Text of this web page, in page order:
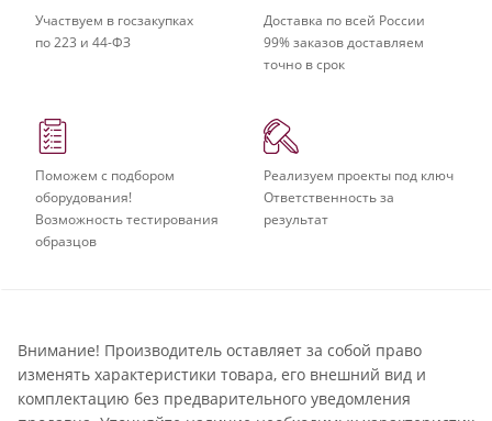
Участвуем в госзакупках
по 223 и 44-ФЗ
Доставка по всей России
99% заказов доставляем
точно в срок
Поможем с подбором
оборудования!
Возможность тестирования
образцов
Реализуем проекты под ключ
Ответственность за
результат
Внимание! Производитель оставляет за собой право
изменять характеристики товара, его внешний вид и
комплектацию без предварительного уведомления